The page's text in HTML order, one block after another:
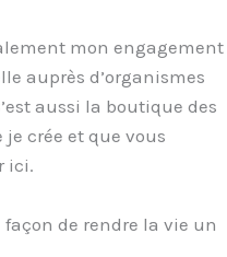
mon engagement
auprès d’organismes
aussi la boutique des
crée et que vous
ici.
façon de rendre la vie un